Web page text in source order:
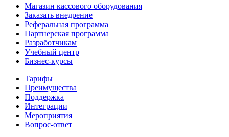
Магазин кассового оборудования
Заказать внедрение
Реферальная программа
Партнерская программа
Разработчикам
Учебный центр
Бизнес‑курсы
Тарифы
Преимущества
Поддержка
Интеграции
Мероприятия
Вопрос-ответ